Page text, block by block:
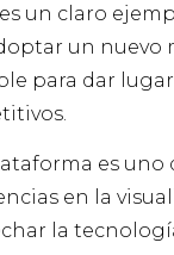
es un claro
un nuevo
para dar
es uno
en la
la